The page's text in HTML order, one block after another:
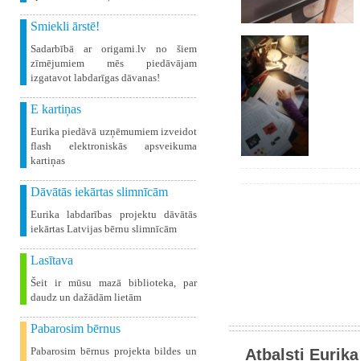
Smiekli ārstē!
Sadarbībā ar origami.lv no šiem
zīmējumiem mēs piedāvājam
izgatavot labdarīgas dāvanas!
E kartiņas
Eurika piedāvā uzņēmumiem izveidot
flash elektroniskās apsveikuma
kartiņas
Dāvātās iekārtas slimnīcām
Eurika labdarības projektu dāvātās
iekārtas Latvijas bērnu slimnīcām
Lasītava
Šeit ir mūsu mazā biblioteka, par
daudz un dažādām lietām
Pabarosim bērnus
Pabarosim bērnus projekta bildes un
Atbalsti